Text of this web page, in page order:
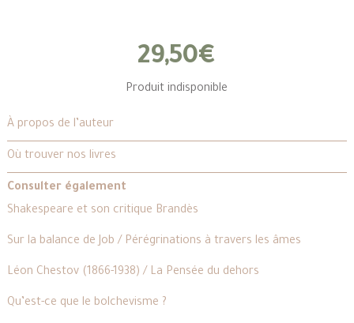
29,50€
Produit indisponible
À propos de l’auteur
Où trouver nos livres
Consulter également
Shakespeare et son critique Brandès
Sur la balance de Job / Pérégrinations à travers les âmes
Léon Chestov (1866-1938) / La Pensée du dehors
Qu’est-ce que le bolchevisme ?